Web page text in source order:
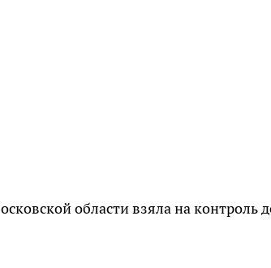
области взяла на контроль